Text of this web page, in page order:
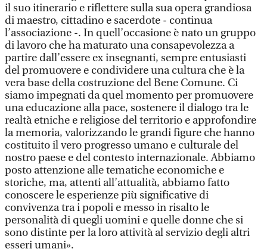
il suo itinerario e riflettere sulla sua opera grandiosa
di maestro, cittadino e sacerdote - continua
l’associazione -. In quell’occasione è nato un gruppo
di lavoro che ha maturato una consapevolezza a
partire dall’essere ex insegnanti, sempre entusiasti
del promuovere e condividere una cultura che è la
vera base della costruzione del Bene Comune. Ci
siamo impegnati da quel momento per promuovere
una educazione alla pace, sostenere il dialogo tra le
realtà etniche e religiose del territorio e approfondire
la memoria, valorizzando le grandi figure che hanno
costituito il vero progresso umano e culturale del
nostro paese e del contesto internazionale. Abbiamo
posto attenzione alle tematiche economiche e
storiche, ma, attenti all’attualità, abbiamo fatto
conoscere le esperienze più significative di
convivenza tra i popoli e messo in risalto le
personalità di quegli uomini e quelle donne che si
sono distinte per la loro attività al servizio degli altri
esseri umani».